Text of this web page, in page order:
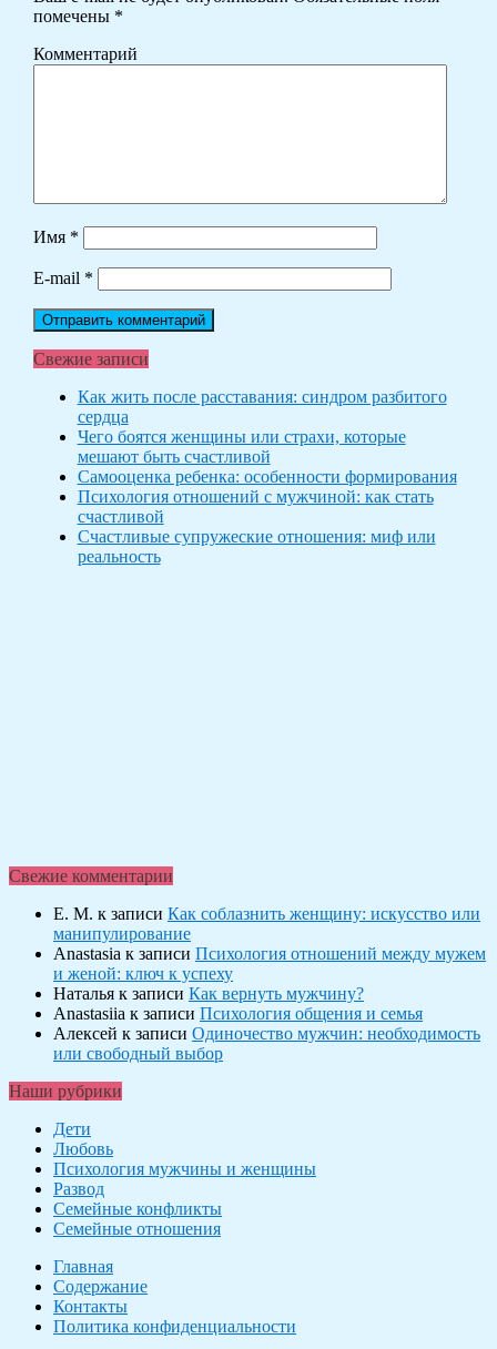
помечены *
Комментарий
Имя *
E-mail *
Свежие записи
Как жить после расставания: синдром разбитого
сердца
Чего боятся женщины или страхи, которые
мешают быть счастливой
Самооценка ребенка: особенности формирования
Психология отношений с мужчиной: как стать
счастливой
Счастливые супружеские отношения: миф или
реальность
Свежие комментарии
Е. М. к записи Как соблазнить женщину: искусство или
манипулирование
Anastasia к записи Психология отношений между мужем
и женой: ключ к успеху
Наталья к записи Как вернуть мужчину?
Anastasiia к записи Психология общения и семья
Алексей к записи Одиночество мужчин: необходимость
или свободный выбор
Наши рубрики
Дети
Любовь
Психология мужчины и женщины
Развод
Семейные конфликты
Семейные отношения
Главная
Содержание
Контакты
Политика конфиденциальности